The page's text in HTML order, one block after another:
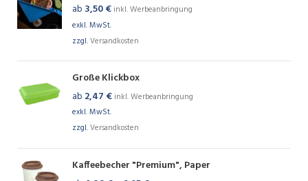
ab 3,50€ inkl. Werbeanbringung
exkl. MwSt.
zzgl.Versandkosten
Große Klickbox
ab 2,47 € inkl. Werbeanbringung
exkl. MwSt.
zzgl.Versandkosten
Kaffeebecher "Premium", Paper